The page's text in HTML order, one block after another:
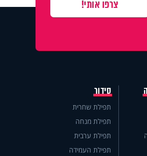
סידור
תפילת שחרית
תפילת מנחה
תפילת ערבית
תפילת העמידה